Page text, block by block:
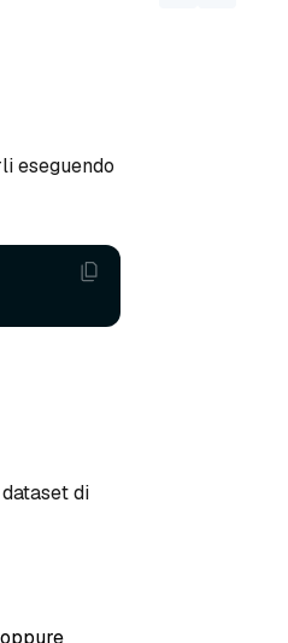
eseguendo
di